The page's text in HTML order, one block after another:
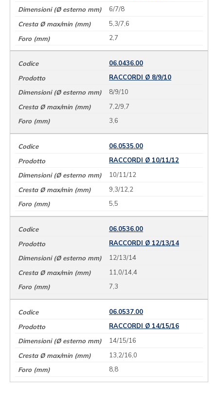
6/7/8
5,3/7,6
2,7
06.0436.00
RACCORDI Ø 8/9/10
8/9/10
7,2/9,7
3,6
06.0535.00
RACCORDI Ø 10/11/12
10/11/12
9,3/12,2
5,5
06.0536.00
RACCORDI Ø 12/13/14
12/13/14
11,0/14,4
7,3
06.0537.00
RACCORDI Ø 14/15/16
14/15/16
13,2/16,0
8,8